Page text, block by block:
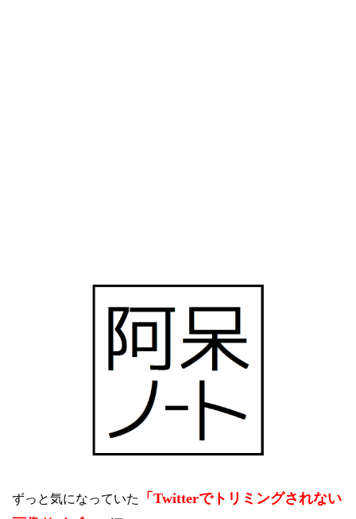
ずっと気になっていた
「Twitterでトリミングされない